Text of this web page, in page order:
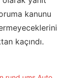
kanunu
kaçındı.